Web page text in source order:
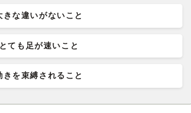
きな違いがないこと
とても足が速いこと
きを束縛されること